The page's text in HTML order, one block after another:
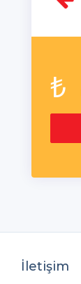
₺
İletişim